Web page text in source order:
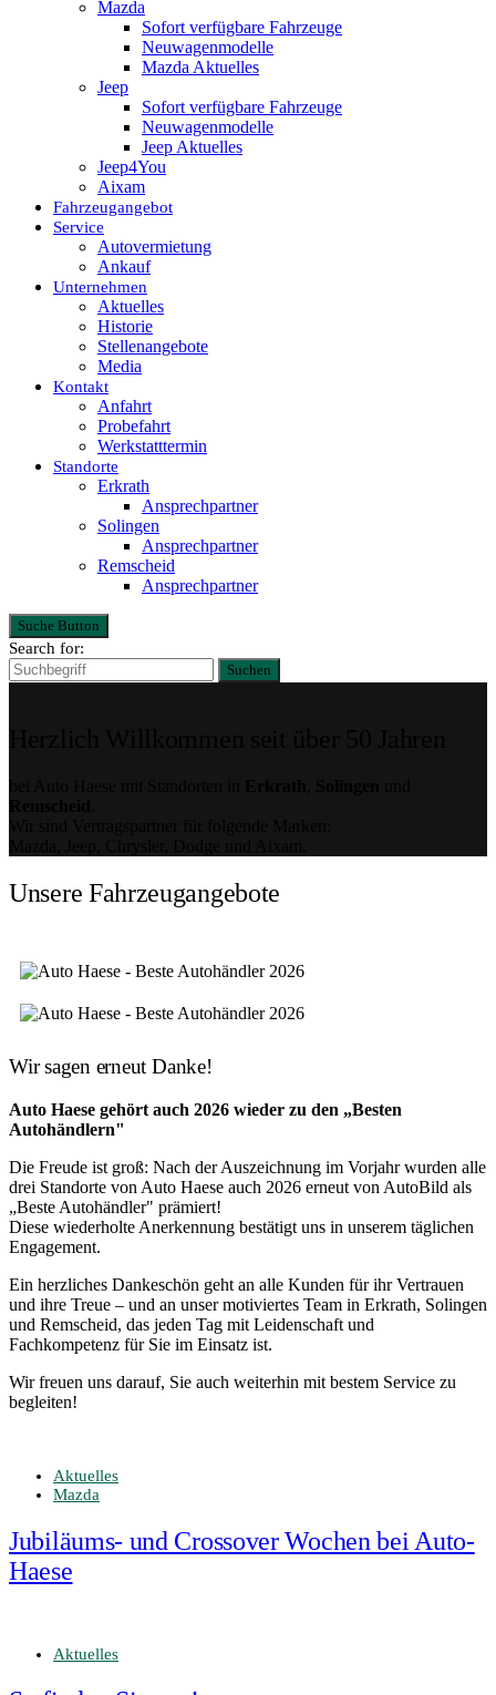
Mazda
Sofort verfügbare Fahrzeuge
Neuwagenmodelle
Mazda Aktuelles
Jeep
Sofort verfügbare Fahrzeuge
Neuwagenmodelle
Jeep Aktuelles
Jeep4You
Aixam
Fahrzeugangebot
Service
Autovermietung
Ankauf
Unternehmen
Aktuelles
Historie
Stellenangebote
Media
Kontakt
Anfahrt
Probefahrt
Werkstatttermin
Standorte
Erkrath
Ansprechpartner
Solingen
Ansprechpartner
Remscheid
Ansprechpartner
Suche Button
Search for:
Suchen
Unsere Fahrzeugangebote
Wir sagen erneut Danke!
Auto Haese gehört auch 2026 wieder zu den „Besten
Autohändlern"
Die Freude ist groß: Nach der Auszeichnung im Vorjahr wurden alle
drei Standorte von Auto Haese auch 2026 erneut von AutoBild als
„Beste Autohändler" prämiert!
Diese wiederholte Anerkennung bestätigt uns in unserem täglichen
Engagement.
Ein herzliches Dankeschön geht an alle Kunden für ihr Vertrauen
und ihre Treue – und an unser motiviertes Team in Erkrath, Solingen
und Remscheid, das jeden Tag mit Leidenschaft und
Fachkompetenz für Sie im Einsatz ist.
Wir freuen uns darauf, Sie auch weiterhin mit bestem Service zu
begleiten!
Aktuelles
Mazda
Jubiläums- und Crossover Wochen bei Auto-
Haese
Aktuelles